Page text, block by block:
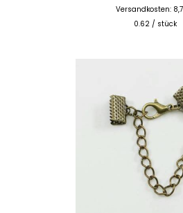
Versandkosten:
0.62 / stück